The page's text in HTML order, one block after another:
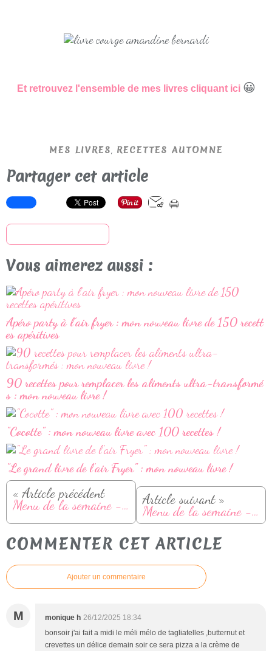
Et retrouvez l'ensemble de mes livres cliquant ici 😀
MES LIVRES, RECETTES AUTOMNE
Partager cet article
Vous aimerez aussi :
Apéro party à l’air fryer : mon nouveau livre de 150 recett
es apéritives
90 recettes pour remplacer les aliments ultra-transformé
s : mon nouveau livre !
"Cocotte" : mon nouveau livre avec 100 recettes !
"Le grand livre de l'air Fryer" : mon nouveau livre !
« Article précédent
Menu de la semaine - Du 22 au 28 aout Article suivant »
Menu de la semaine - du 29 aout au 04 septembre
COMMENTER CET ARTICLE
Ajouter un commentaire
M monique h 26/12/2025 18:34
bonsoir j'ai fait a midi le méli mélo de tagliatelles ,butternut et
crevettes un délice demain soir ce sera pizza a la crème de